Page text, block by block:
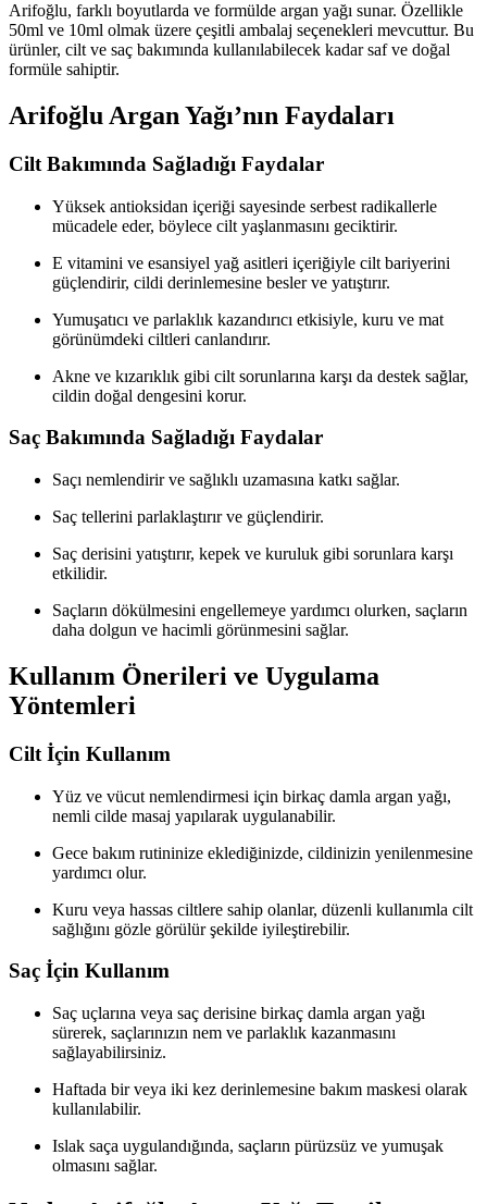
Arifoğlu, farklı boyutlarda ve formülde argan yağı sunar. Özellikle
50ml ve 10ml olmak üzere çeşitli ambalaj seçenekleri mevcuttur. Bu
ürünler, cilt ve saç bakımında kullanılabilecek kadar saf ve doğal
formüle sahiptir.
Arifoğlu Argan Yağı’nın Faydaları
Cilt Bakımında Sağladığı Faydalar
Yüksek antioksidan içeriği sayesinde serbest radikallerle
mücadele eder, böylece cilt yaşlanmasını geciktirir.
E vitamini ve esansiyel yağ asitleri içeriğiyle cilt bariyerini
güçlendirir, cildi derinlemesine besler ve yatıştırır.
Yumuşatıcı ve parlaklık kazandırıcı etkisiyle, kuru ve mat
görünümdeki ciltleri canlandırır.
Akne ve kızarıklık gibi cilt sorunlarına karşı da destek sağlar,
cildin doğal dengesini korur.
Saç Bakımında Sağladığı Faydalar
Saçı nemlendirir ve sağlıklı uzamasına katkı sağlar.
Saç tellerini parlaklaştırır ve güçlendirir.
Saç derisini yatıştırır, kepek ve kuruluk gibi sorunlara karşı
etkilidir.
Saçların dökülmesini engellemeye yardımcı olurken, saçların
daha dolgun ve hacimli görünmesini sağlar.
Kullanım Önerileri ve Uygulama
Yöntemleri
Cilt İçin Kullanım
Yüz ve vücut nemlendirmesi için birkaç damla argan yağı,
nemli cilde masaj yapılarak uygulanabilir.
Gece bakım rutininize eklediğinizde, cildinizin yenilenmesine
yardımcı olur.
Kuru veya hassas ciltlere sahip olanlar, düzenli kullanımla cilt
sağlığını gözle görülür şekilde iyileştirebilir.
Saç İçin Kullanım
Saç uçlarına veya saç derisine birkaç damla argan yağı
sürerek, saçlarınızın nem ve parlaklık kazanmasını
sağlayabilirsiniz.
Haftada bir veya iki kez derinlemesine bakım maskesi olarak
kullanılabilir.
Islak saça uygulandığında, saçların pürüzsüz ve yumuşak
olmasını sağlar.